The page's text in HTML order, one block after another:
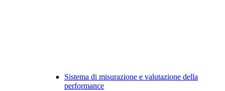
Sistema di misurazione e valutazione della
performance